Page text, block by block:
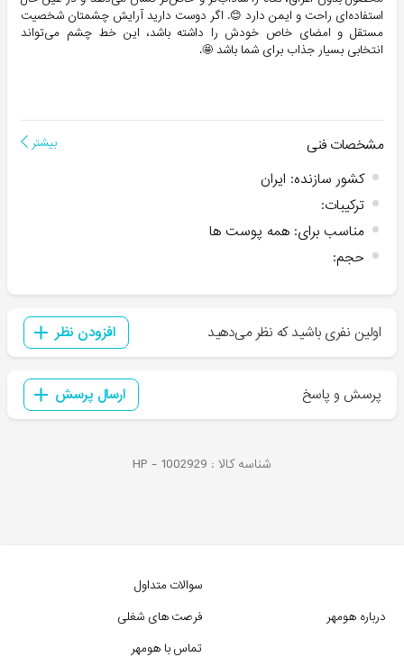
استفاده‌ای راحت و ایمن دارد 😊. اگر دوست دارید آرایش چشمتان شخصیت
مستقل و امضای خاص خودش را داشته باشد، این خط چشم می‌تواند
انتخابی بسیار جذاب برای شما باشد 🤩.
مشخصات فنی بیشتر
کشور سازنده: ایران
ترکیبات:
مناسب برای: همه پوست ها
حجم:
اولین نفری باشید که نظر می‌دهید افزودن نظر
پرسش و پاسخ ارسال پرسش
شناسه کالا : HP - 1002929
درباره هومهر
سوالات متداول
فرصت های شغلی
تماس با هومهر